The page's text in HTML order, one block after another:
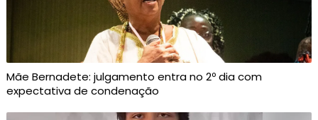
Mãe Bernadete: julgamento entra no 2º dia com
expectativa de condenação